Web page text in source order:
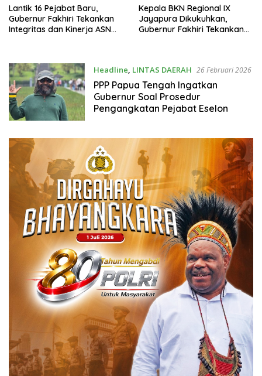
Lantik 16 Pejabat Baru,
Gubernur Fakhiri Tekankan
Integritas dan Kinerja ASN
Kepala BKN Regional IX
Jayapura Dikukuhkan,
Gubernur Fakhiri Tekankan
Headline, LINTAS DAERAH 26 Februari 2026
PPP Papua Tengah Ingatkan
Gubernur Soal Prosedur
Pengangkatan Pejabat Eselon